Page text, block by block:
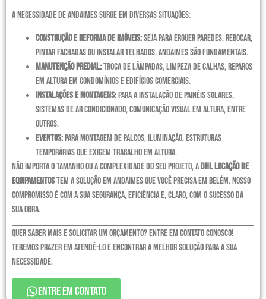
A necessidade de andaimes surge em diversas situações:
Construção e Reforma de Imóveis:Seja para erguer paredes, rebocar,
pintar fachadas ou instalar telhados, andaimes são fundamentais.
Manutenção Predial:Troca de lâmpadas, limpeza de calhas, reparos
em altura em condomínios e edifícios comerciais.
Instalações e Montagens:Para a instalação de painéis solares,
sistemas de ar condicionado, comunicação visual em altura, entre
outros.
Eventos:Para montagem de palcos, iluminação, estruturas
temporárias que exigem trabalho em altura.
Não importa o tamanho ou a complexidade do seu projeto, a DHL Locação de
Equipamentostem a solução em andaimes que você precisa em Belém. Nosso
compromisso é com a sua segurança, eficiência e, claro, com o sucesso da
sua obra.
Quer saber mais e solicitar um orçamento? Entre em contato conosco!
Teremos prazer em atendê-lo e encontrar a melhor solução para a sua
necessidade.
ENTRE EM CONTATO